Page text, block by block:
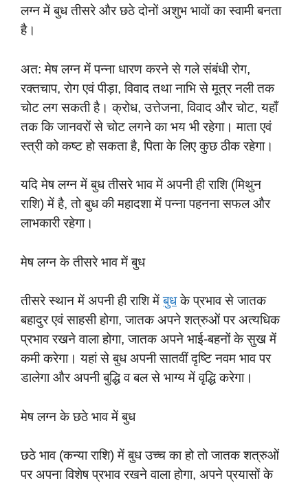
लग्न में बुध तीसरे और छठे दोनों अशुभ भावों का स्वामी बनता
है।
अत: मेष लग्न में पन्ना धारण करने से गले संबंधी रोग,
रक्तचाप, रोग एवं पीड़ा, विवाद तथा नाभि से मूत्र नली तक
चोट लग सकती है। क्रोध, उत्तेजना, विवाद और चोट, यहाँ
तक कि जानवरों से चोट लगने का भय भी रहेगा। माता एवं
स्त्री को कष्ट हो सकता है, पिता के लिए कुछ ठीक रहेगा।
यदि मेष लग्न में बुध तीसरे भाव में अपनी ही राशि (मिथुन
राशि) में है, तो बुध की महादशा में पन्ना पहनना सफल और
लाभकारी रहेगा।
मेष लग्न के तीसरे भाव में बुध
तीसरे स्थान में अपनी ही राशि मेंबुधके प्रभाव से जातक
बहादुर एवं साहसी होगा, जातक अपने शत्रुओं पर अत्यधिक
प्रभाव रखने वाला होगा, जातक अपने भाई-बहनों के सुख में
कमी करेगा। यहां से बुध अपनी सातवीं दृष्टि नवम भाव पर
डालेगा और अपनी बुद्धि व बल से भाग्य में वृद्धि करेगा।
मेष लग्न के छठे भाव में बुध
छठे भाव (कन्या राशि) में बुध उच्च का हो तो जातक शत्रुओं
पर अपना विशेष प्रभाव रखने वाला होगा, अपने प्रयासों के